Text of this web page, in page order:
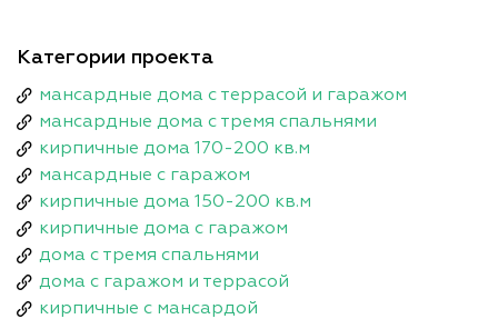
Категории проекта
мансардные дома с террасой и гаражом
мансардные дома с тремя спальнями
кирпичные дома 170-200 кв.м
мансардные с гаражом
кирпичные дома 150-200 кв.м
кирпичные дома с гаражом
дома с тремя спальнями
дома с гаражом и террасой
кирпичные с мансардой